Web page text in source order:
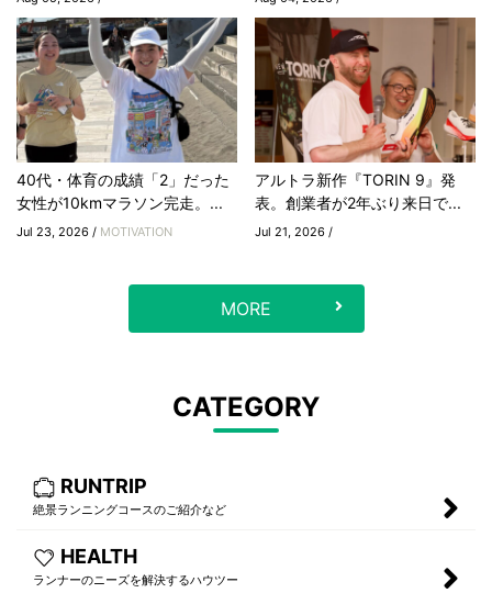
40代・体育の成績「2」だった
女性が10kmマラソン完走。...
Jul 23, 2026 / MOTIVATION
アルトラ新作『TORIN 9』発
表。創業者が2年ぶり来日で...
Jul 21, 2026 /
MORE
CATEGORY
RUNTRIP
絶景ランニングコースのご紹介など
HEALTH
ランナーのニーズを解決するハウツー